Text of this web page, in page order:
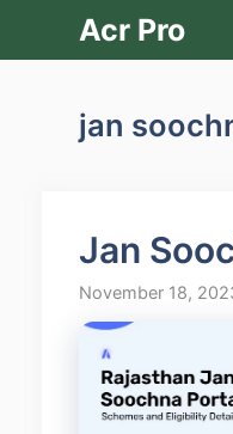
Acr Pro
jan
Jan
November 18,